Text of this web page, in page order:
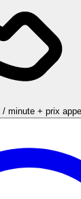
minute + prix